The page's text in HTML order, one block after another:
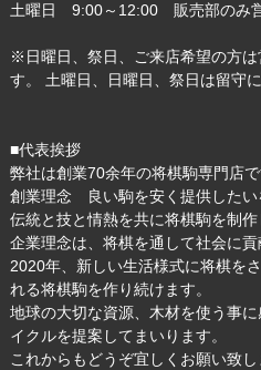
土曜日 9:00～12:00 販売部のみ
※日曜日、祭日、ご来店希望の方
す。 土曜日、日曜日、祭日は留守
■代表挨拶
弊社は創業70余年の将棋駒専門店で
創業理念 良い駒を安く提供したい
伝統と技と情熱を共に将棋駒を制作
企業理念は、将棋を通して社会に貢
2020年、新しい生活様式に将棋を
れる将棋駒を作り続けます。
地球の大切な資源、木材を使う事
イクルを提案してまいります。
これからもどうぞ宜しくお願い致し